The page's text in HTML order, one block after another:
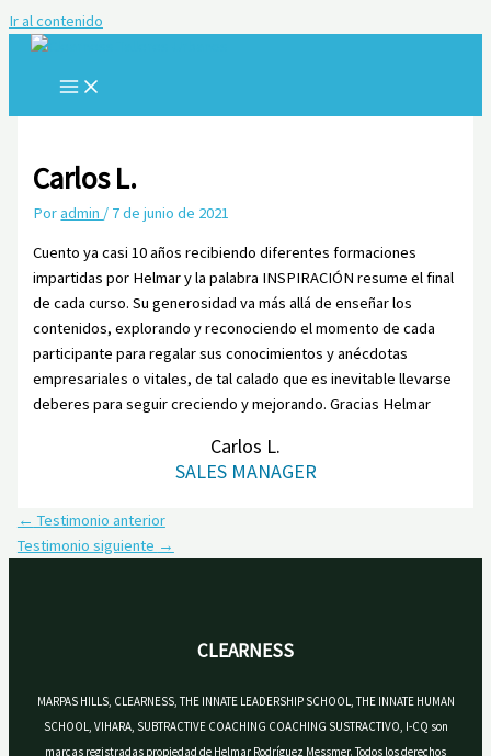
Ir al contenido
Carlos L.
Poradmin / 7 de junio de 2021
Cuento ya casi 10 años recibiendo diferentes formaciones
impartidas por Helmar y la palabra INSPIRACIÓN resume el final
de cada curso. Su generosidad va más allá de enseñar los
contenidos, explorando y reconociendo el momento de cada
participante para regalar sus conocimientos y anécdotas
empresariales o vitales, de tal calado que es inevitable llevarse
deberes para seguir creciendo y mejorando. Gracias Helmar
Carlos L.
SALES MANAGER
← Testimonio anterior
Testimonio siguiente →
CLEARNESS
MARPAS HILLS, CLEARNESS, THE INNATE LEADERSHIP SCHOOL, THE INNATE HUMAN
SCHOOL, VIHARA, SUBTRACTIVE COACHING COACHING SUSTRACTIVO, I-CQ son
marcas registradas propiedad de Helmar Rodríguez Messmer. Todos los derechos